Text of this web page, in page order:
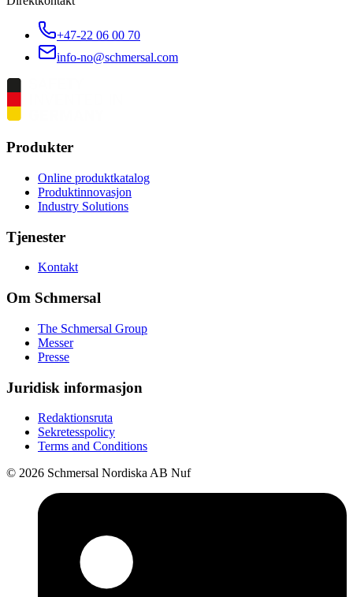
+47-22 06 00 70
info-no@schmersal.com
Produkter
Online produktkatalog
Produktinnovasjon
Industry Solutions
Tjenester
Kontakt
Om Schmersal
The Schmersal Group
Messer
Presse
Juridisk informasjon
Redaktionsruta
Sekretesspolicy
Terms and Conditions
© 2026 Schmersal Nordiska AB Nuf